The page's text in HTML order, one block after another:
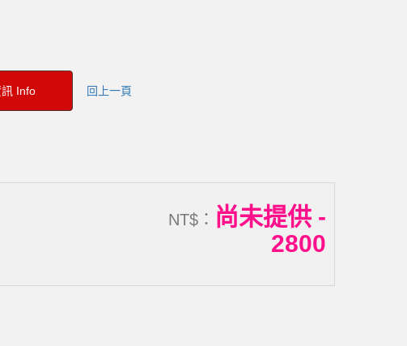
Info 回上一頁
NT$： 尚未提供 -
2800